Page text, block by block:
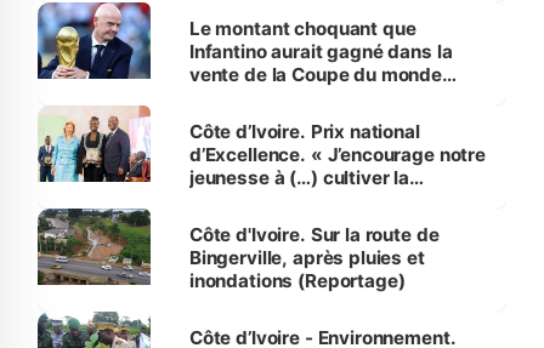
Le montant choquant que
Infantino aurait gagné dans la
vente de la Coupe du monde
Côte d’Ivoire. Prix national
d’Excellence. « J’encourage notre
jeunesse à (…) cultiver la
(Alassane Ouattara
Côte d'Ivoire. Sur la route de
Bingerville, après pluies et
inondations (Reportage)
Côte d’Ivoire - Environnement.